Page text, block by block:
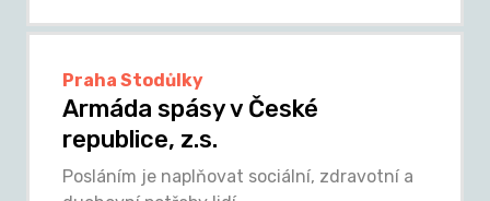
Praha Stodůlky
Armáda spásy v České
republice, z.s.
Posláním je naplňovat sociální, zdravotní a